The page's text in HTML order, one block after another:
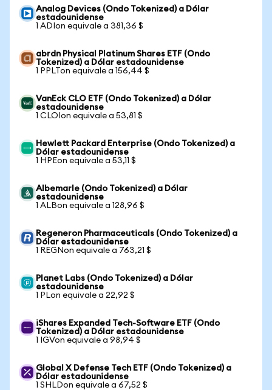
Analog Devices (Ondo Tokenized) a Dólar
estadounidense
1 ADIon equivale a 381,36 $
abrdn Physical Platinum Shares ETF (Ondo
Tokenized) a Dólar estadounidense
1 PPLTon equivale a 156,44 $
VanEck CLO ETF (Ondo Tokenized) a Dólar
estadounidense
1 CLOIon equivale a 53,81 $
Hewlett Packard Enterprise (Ondo Tokenized) a
Dólar estadounidense
1 HPEon equivale a 53,11 $
Albemarle (Ondo Tokenized) a Dólar
estadounidense
1 ALBon equivale a 128,96 $
Regeneron Pharmaceuticals (Ondo Tokenized) a
Dólar estadounidense
1 REGNon equivale a 763,21 $
Planet Labs (Ondo Tokenized) a Dólar
estadounidense
1 PLon equivale a 22,92 $
iShares Expanded Tech-Software ETF (Ondo
Tokenized) a Dólar estadounidense
1 IGVon equivale a 98,94 $
Global X Defense Tech ETF (Ondo Tokenized) a
Dólar estadounidense
1 SHLDon equivale a 67,52 $